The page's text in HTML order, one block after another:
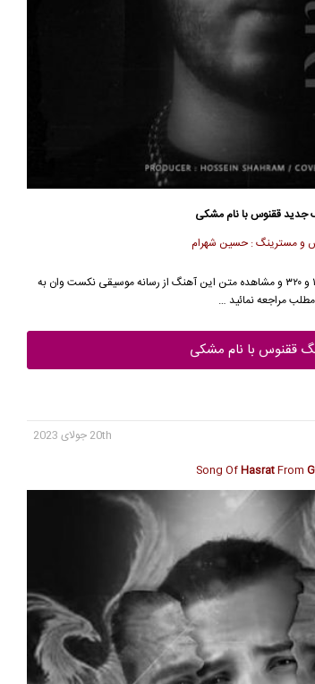
جدیدققنوس با نام مشکی
و مسترینگ : حسین شهرام
جهت دانلود آهنگ مشکی از ققنوس با کیفیت ۱۲۸ و ۳۲۰ و مشاهده متن این آهنگ از رسانه موسیقی نکست وان به
مطلب مراجعه نمائید …
ققنوس با نام مشکی
20th جولای 2023
Song OfHasratFrom